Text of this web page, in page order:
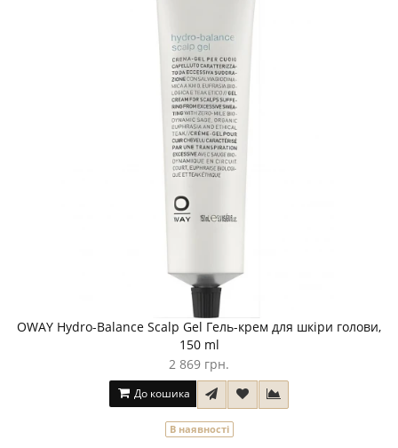
OWAY Hydro-Balance Scalp Gel Гель-крем для шкіри голови,
150 ml
2 869 грн.
До кошика
В наявності